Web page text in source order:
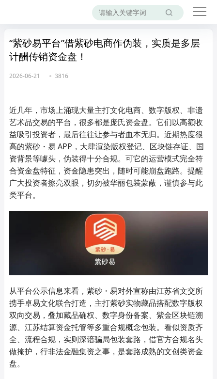
“紫砂易平台”借紫砂电商作伪装，实质是多层
计酬传销资金盘！
2026-06-21 3816
近几年，市场上涌现大量主打文化电商、数字版权、非遗
艺术品交易的平台，很多都是庞氏资金盘。它们以高额收
益吸引投资者，最后往往让参与者血本无归。近期热度很
高的紫砂・易 APP，大肆渲染版权登记、区块链存证、国
资背景等噱头，伪装得十分合规。可它的运营模式完全符
合资金盘特征，资金隐患突出，随时可能崩盘跑路。提醒
广大投资者擦亮双眼，切勿被华丽包装蒙蔽，谨慎参与此
类平台。
从平台公示信息来看，紫砂・易对外宣称由江苏省文交所
携手卓易文化联合打造，主打紫砂实物藏品搭配数字版权
双向交易，叠加藏品确权、数字身份备案、紫金区块链溯
源、江苏结算资金托管等多重合规概念包装。看似资质齐
全、流程合规，实则深谙骗局包装套路，借官方合规名头
做掩护，行非法金融集资之事，是套路成熟的文创类资金
盘。